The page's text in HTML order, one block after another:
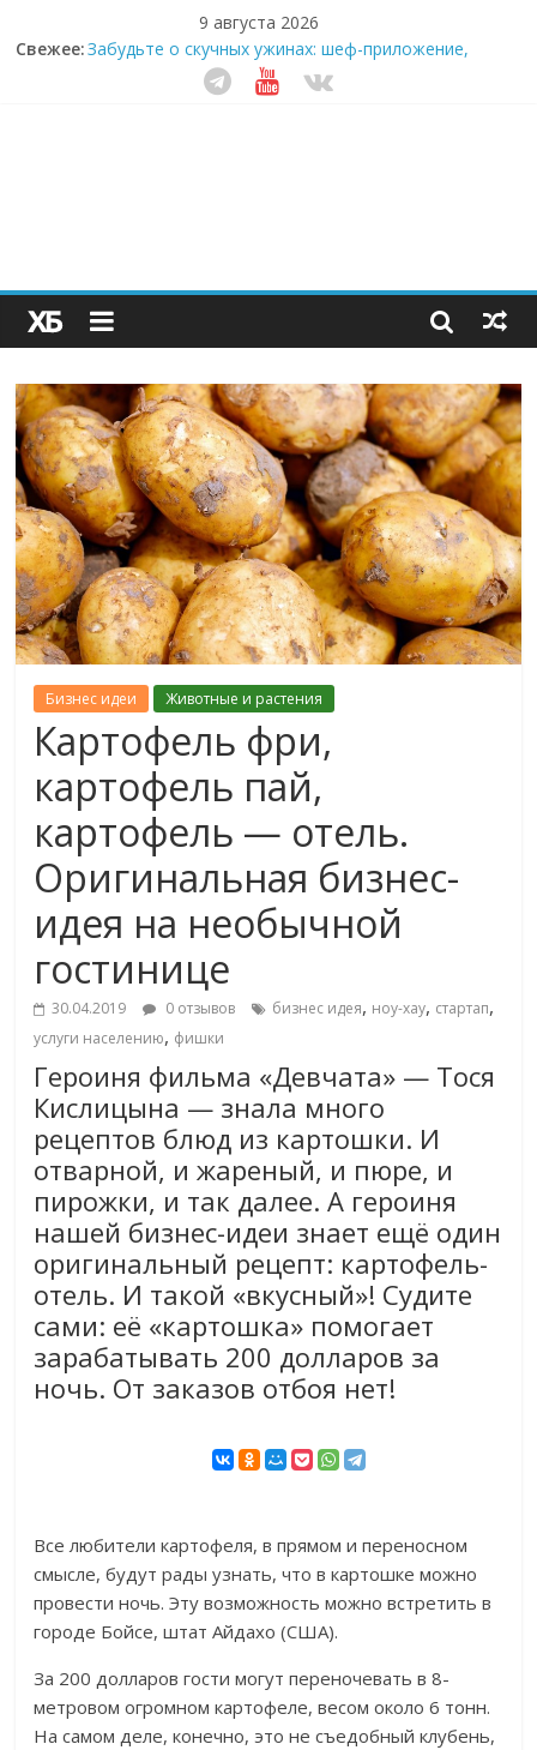
9 августа 2026
Свежее:
Секрет супергидратации: почему кокосовая вода с
пребиотиками становится главным трендом
здорового питания
Как простая наклейка заставляет миллионы людей
не забывать о самом важном креме этим летом
Бизнес идеи Животные и растения
Картофель фри,
картофель пай,
картофель — отель.
Оригинальная бизнес-
идея на необычной
гостинице
30.04.2019 0 отзывов бизнес идея, ноу-хау, стартап,
услуги населению, фишки
Героиня фильма «Девчата» — Тося
Кислицына — знала много
рецептов блюд из картошки. И
отварной, и жареный, и пюре, и
пирожки, и так далее. А героиня
нашей бизнес-идеи знает ещё один
оригинальный рецепт: картофель-
отель. И такой «вкусный»! Судите
сами: её «картошка» помогает
зарабатывать 200 долларов за
ночь. От заказов отбоя нет!
Все любители картофеля, в прямом и переносном
смысле, будут рады узнать, что в картошке можно
провести ночь. Эту возможность можно встретить в
городе Бойсе, штат Айдахо (США).
За 200 долларов гости могут переночевать в 8-
метровом огромном картофеле, весом около 6 тонн.
На самом деле, конечно, это не съедобный клубень,